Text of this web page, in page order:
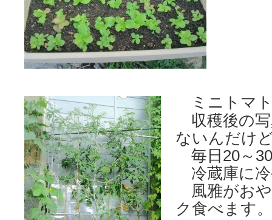
ミニトマ
収穫後の写
ないんだけ
毎日20～
冷蔵庫に
風雅がお
ク食べます。